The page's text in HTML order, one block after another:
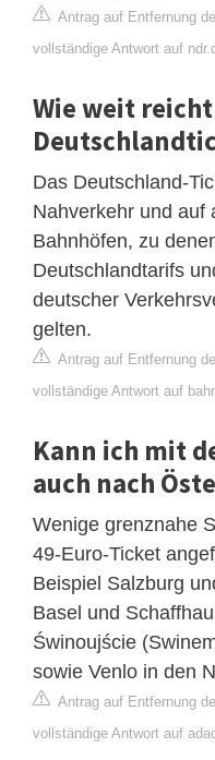
Antrag auf Entfernung
vollständige Antwort auf
Wie weit reicht
Das Deutschland-
Nahverkehr und auf
Bahnhöfen, zu
Deutschlandtarifs
deutscher
gelten.
Antrag auf Entfernung
vollständige Antwort auf
Kann ich mit
auch nach
Wenige grenznahe
49-Euro-Ticket
Beispiel Salzburg
Basel und
Świnoujście
sowie Venlo in den
Antrag auf Entfernung
vollständige Antwort auf